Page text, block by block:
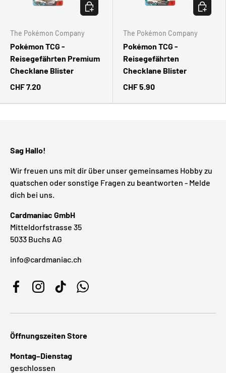
The Pokémon Company
Pokémon TCG -
Reisegefährten Premium
Checklane Blister
CHF 7.20
OPTIONEN AUSWÄHLEN
The Pokémon Company
Pokémon TCG -
Reisegefährten
Checklane Blister
CHF 5.90
Sag Hallo!
Wir freuen uns mit dir über unser gemeinsames Hobby zu
quatschen oder sonstige Fragen zu beantworten - Melde
dich bei uns.
Cardmaniac GmbH
Mitteldorfstrasse 35
5033 Buchs AG
info@cardmaniac.ch
FacebookInstagramTikTokWhatsApp
Öffnungszeiten Store
Montag–Dienstag
geschlossen